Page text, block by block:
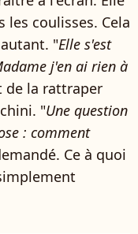
coulisses. Cela
"Elle s'est
j'en ai rien à
de la rattraper
"Une question
: comment
Ce à quoi